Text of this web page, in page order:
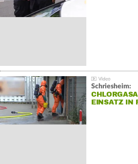
Schriesheim:
EINSATZ IN